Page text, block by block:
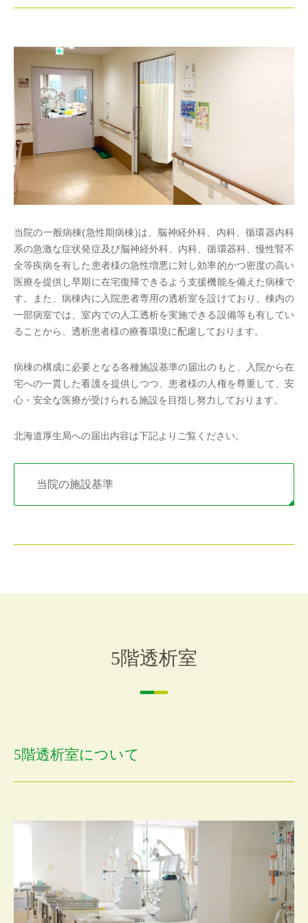
当院の一般病棟(急性期病棟)は、脳神経外科、内科、循環器内科
系の急激な症状発症及び脳神経外科、内科、循環器科、慢性腎不
全等疾病を有した患者様の急性増悪に対し効率的かつ密度の高い
医療を提供し早期に在宅復帰できるよう支援機能を備えた病棟で
す。また、病棟内に入院患者専用の透析室を設けており、棟内の
一部病室では、室内での人工透析を実施できる設備等も有してい
ることから、透析患者様の療養環境に配慮しております。
病棟の構成に必要となる各種施設基準の届出のもと、入院から在
宅への一貫した看護を提供しつつ、患者様の人権を尊重して、安
心・安全な医療が受けられる施設を目指し努力しております。
北海道厚生局への届出内容は下記よりご覧ください。
当院の施設基準
5階透析室
5階透析室について